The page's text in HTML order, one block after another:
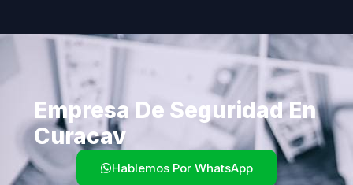
Empresa De Seguridad En
Curacav
Hablemos Por WhatsApp